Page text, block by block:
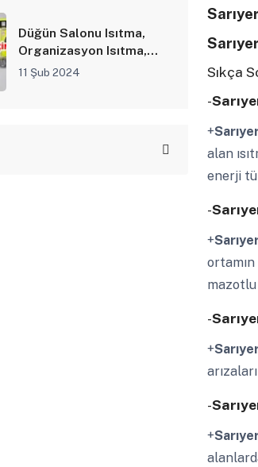
Düğün Salonu Isıtma,
Organizasyon Isıtma,
Düğün Salonu Isıtıcısı ile
11 Şub 2024
Sarıyer
Sarıyer
Sıkça
-
+
alan
enerji
-
+
ortamın
mazotlu
-
+
-
+